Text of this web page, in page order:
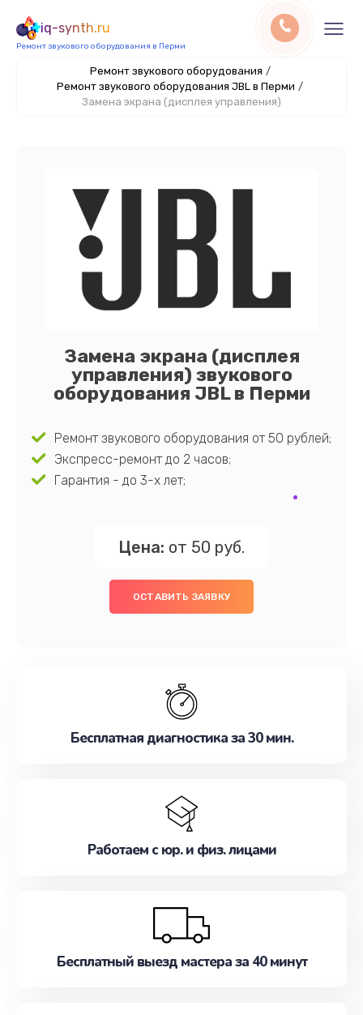
iq-synth.ru
Ремонт звукового оборудования в Перми
Ремонт звукового оборудования /
Ремонт звукового оборудования JBL в Перми /
Замена экрана (дисплея управления)
Замена экрана (дисплея
управления) звукового
оборудования JBL в Перми
Ремонт звукового оборудования от 50 рублей;
Экспресс-ремонт до 2 часов;
Гарантия - до 3-х лет;
Цена: от 50 руб.
ОСТАВИТЬ ЗАЯВКУ
Бесплатная диагностика за 30 мин.
Работаем с юр. и физ. лицами
Бесплатный выезд мастера за 40 минут